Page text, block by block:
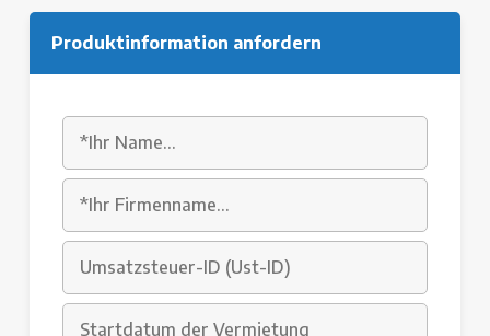
Produktinformation anfordern